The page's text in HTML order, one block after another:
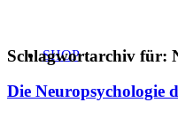
SHOP
Schlagwortarchiv für:
Die Neuropsychologie